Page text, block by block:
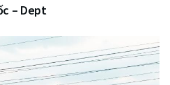
– Dept